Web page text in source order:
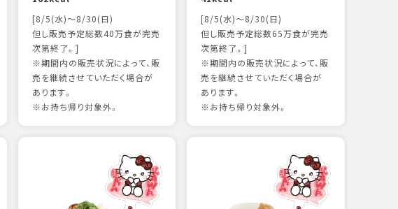
[8/5(水)～8/30(日)
但し販売予定総数40万食が完売
次第終了。]
※期間内の販売状況によって、販
売を継続させていただく場合が
あります。
※お持ち帰り対象外。
[8/5(水)～8/30(日)
但し販売予定総数65万食が完売
次第終了。]
※期間内の販売状況によって、販
売を継続させていただく場合が
あります。
※お持ち帰り対象外。